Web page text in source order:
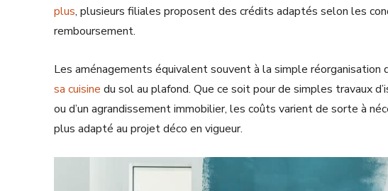
plus, plusieurs filiales proposent des crédits adaptés selon les
remboursement.
Les aménagements équivalent souvent à la simple réorganisation
sa cuisine du sol au plafond. Que ce soit pour de simples travaux
ou d’un agrandissement immobilier, les coûts varient de sorte à
plus adapté au projet déco en vigueur.